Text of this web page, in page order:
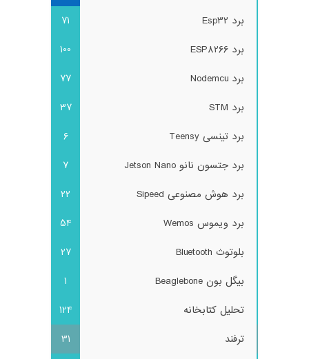
برد Esp32
71
برد ESP8266
100
برد Nodemcu
77
برد STM
37
برد تینسی Teensy
6
برد جتسون نانو Jetson Nano
7
برد هوش مصنوعی Sipeed
22
برد ویموس Wemos
54
بلوتوث Bluetooth
27
بیگل بون Beaglebone
1
تحلیل کتابخانه
124
ترفند
31